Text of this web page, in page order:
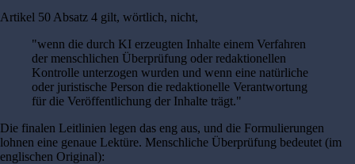
Artikel 50 Absatz 4 gilt, wörtlich, nicht,
"wenn die durch KI erzeugten Inhalte einem Verfahren
der menschlichen Überprüfung oder redaktionellen
Kontrolle unterzogen wurden und wenn eine natürliche
oder juristische Person die redaktionelle Verantwortung
für die Veröffentlichung der Inhalte trägt."
Die finalen Leitlinien legen das eng aus, und die Formulierungen
lohnen eine genaue Lektüre. Menschliche Überprüfung bedeutet (im
englischen Original):